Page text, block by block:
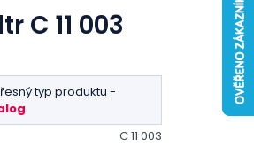
C 11 003
typ produktu -
C 11 003